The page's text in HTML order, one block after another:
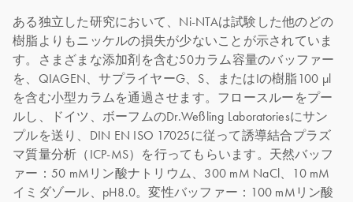
ある独立した研究において、Ni-NTAは試験した他のどの
樹脂よりもニッケルの損失が少ないことが示されていま
す。さまざまな添加剤を含む50カラム容量のバッファー
を、QIAGEN、サプライヤーG、S、またはIの樹脂100 µl
を含む小型カラムを通過させます。フロースルーをプー
ルし、ドイツ、ボーフムのDr.Weßling Laboratoriesにサン
プルを送り、DIN EN ISO 17025に従って誘導結合プラズ
マ質量分析（ICP-MS）を行ってもらいます。天然バッフ
ァー：50 mMリン酸ナトリウム、300 mM NaCl、10 mM
イミダゾール、pH8.0。変性バッファー：100 mMリン酸